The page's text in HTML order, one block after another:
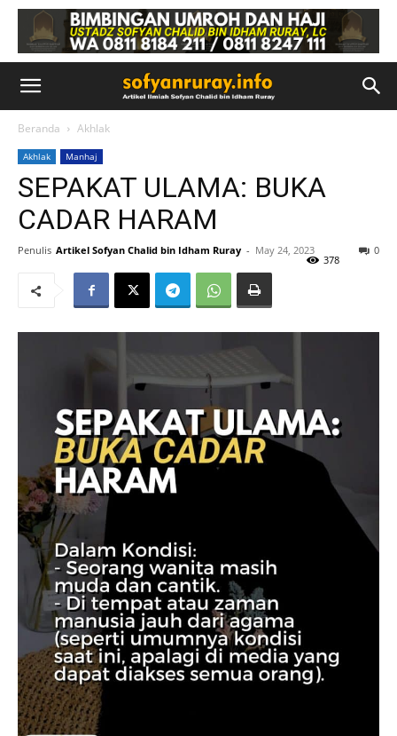
Beranda Akhlak
Akhlak Manhaj
SEPAKAT ULAMA: BUKA
CADAR HARAM
Penulis Artikel Sofyan Chalid bin Idham Ruray - May 24, 2023 0
378